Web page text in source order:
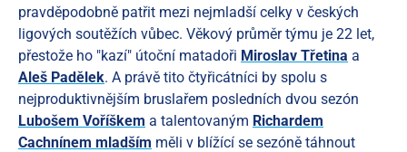
pravděpodobně patřit mezi nejmladší celky v českých
ligových soutěžích vůbec. Věkový průměr týmu je 22 let,
přestože ho "kazí" útoční matadoři Miroslav Třetina a
Aleš Padělek. A právě tito čtyřicátníci by spolu s
nejproduktivnějším bruslařem posledních dvou sezón
Lubošem Voříškem a talentovaným Richardem
Cachnínem mladším měli v blížící se sezóně táhnout